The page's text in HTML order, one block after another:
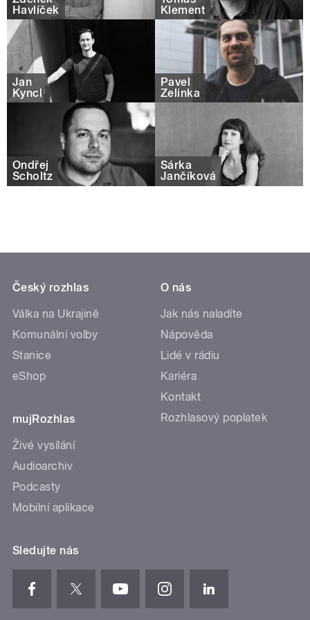
Havlíček
Klement
Jan
Kyncl
Pavel
Zelinka
Ondřej
Scholtz
Šárka
Jančíková
Český rozhlas
Válka na Ukrajině
Komunální volby
Stanice
eShop
mujRozhlas
Živé vysílání
Audioarchiv
Podcasty
Mobilní aplikace
O nás
Jak nás naladíte
Nápověda
Lidé v rádiu
Kariéra
Kontakt
Rozhlasový poplatek
Sledujte nás